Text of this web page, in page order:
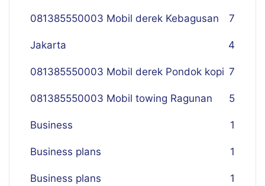
7
081385550003 Mobil derek Kebagusan
Jakarta 4
081385550003 Mobil derek Pondok kopi 7
081385550003 Mobil towing Ragunan 5
Business 1
Business plans 1
Business plans 1